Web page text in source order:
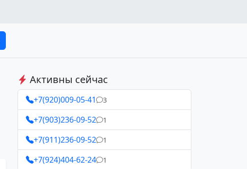
Активны сейчас
+7(920)009-05-41 3
+7(903)236-09-52 1
+7(911)236-09-52 1
+7(924)404-62-24 1